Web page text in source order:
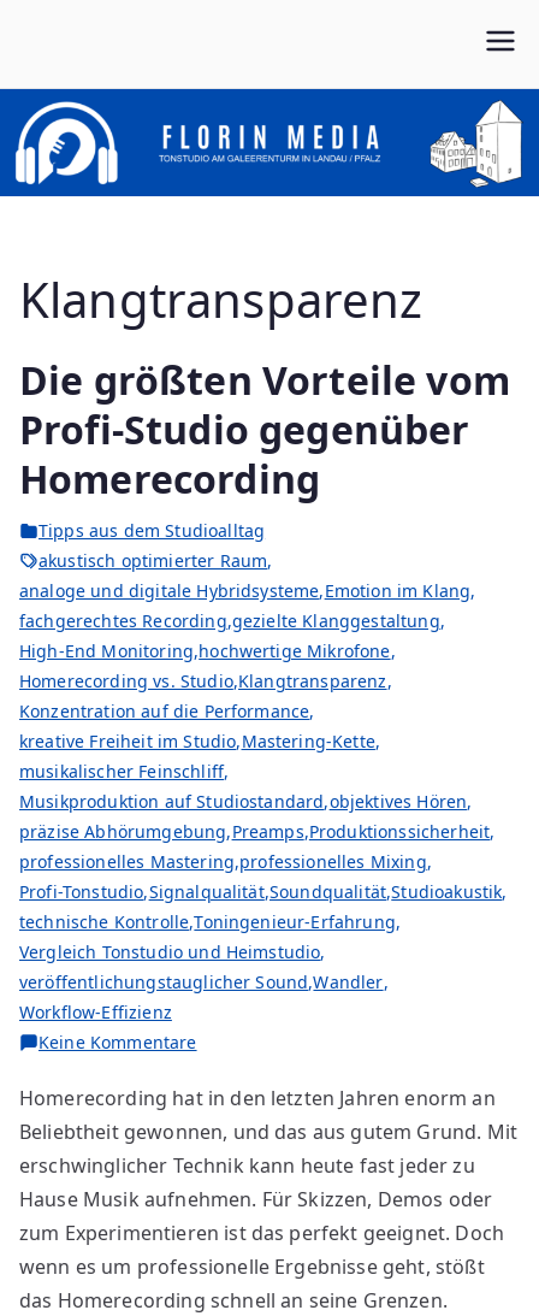
springen
FLORIN MEDIA
Von Anfang bis Ende dein Partner im Musikbusiness
Klangtransparenz
Die größten Vorteile vom
Profi-Studio gegenüber
Homerecording
Tipps aus dem Studioalltag
akustisch optimierter Raum,
analoge und digitale Hybridsysteme,Emotion im Klang,
fachgerechtes Recording,gezielte Klanggestaltung,
High-End Monitoring,hochwertige Mikrofone,
Homerecording vs. Studio,Klangtransparenz,
Konzentration auf die Performance,
kreative Freiheit im Studio,Mastering-Kette,
musikalischer Feinschliff,
Musikproduktion auf Studiostandard,objektives Hören,
präzise Abhörumgebung,Preamps,Produktionssicherheit,
professionelles Mastering,professionelles Mixing,
Profi-Tonstudio,Signalqualität,Soundqualität,Studioakustik,
technische Kontrolle,Toningenieur-Erfahrung,
Vergleich Tonstudio und Heimstudio,
veröffentlichungstauglicher Sound,Wandler,
Workflow-Effizienz
Keine Kommentarezu
größten
Vorteile
vom
Profi-
Studio
Homerecording
Homerecording hat in den letzten Jahren enorm an
Beliebtheit gewonnen, und das aus gutem Grund. Mit
erschwinglicher Technik kann heute fast jeder zu
Hause Musik aufnehmen. Für Skizzen, Demos oder
zum Experimentieren ist das perfekt geeignet. Doch
wenn es um professionelle Ergebnisse geht, stößt
das Homerecording schnell an seine Grenzen.